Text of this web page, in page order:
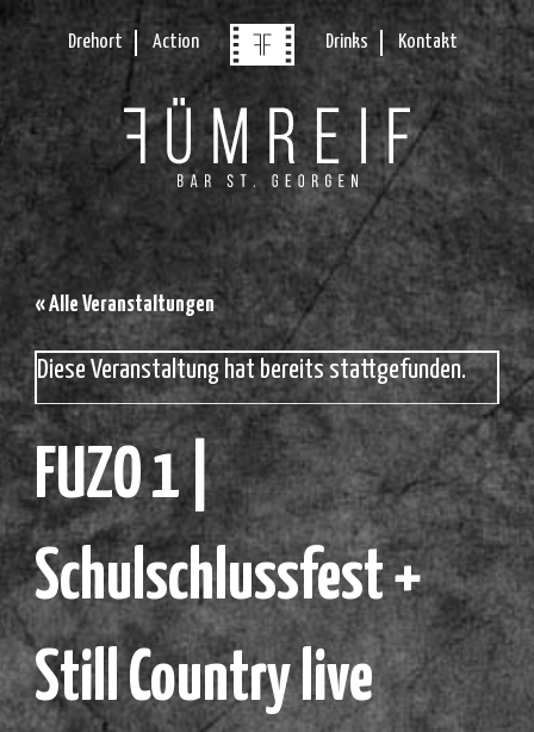
Drehort Action Drinks Kontakt
« Alle Veranstaltungen
Diese Veranstaltung hat bereits stattgefunden.
FUZO 1 |
Schulschlussfest +
Still Country live